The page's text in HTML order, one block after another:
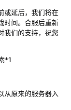
或延后，我们将在
时间。合服后重新
我们的支持，祝您
*1
从原来的服务器入